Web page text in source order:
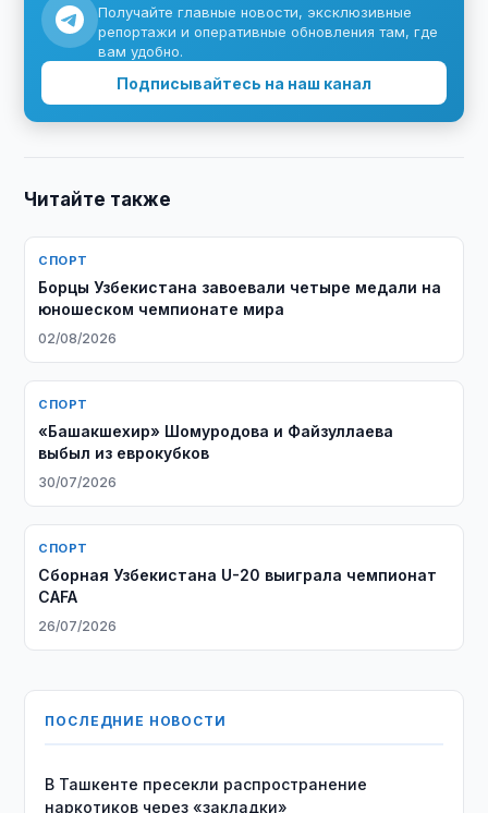
Получайте главные новости, эксклюзивные
репортажи и оперативные обновления там, где
вам удобно.
Подписывайтесь на наш канал
Читайте также
СПОРТ
Борцы Узбекистана завоевали четыре медали на
юношеском чемпионате мира
02/08/2026
СПОРТ
«Башакшехир» Шомуродова и Файзуллаева
выбыл из еврокубков
30/07/2026
СПОРТ
Сборная Узбекистана U-20 выиграла чемпионат
CAFA
26/07/2026
ПОСЛЕДНИЕ НОВОСТИ
В Ташкенте пресекли распространение
наркотиков через «закладки»